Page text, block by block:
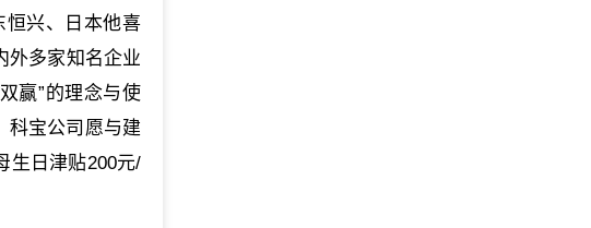
恒兴、日本他喜
外多家知名企业
赢”的理念与使
科宝公司愿与建
生日津贴200元/